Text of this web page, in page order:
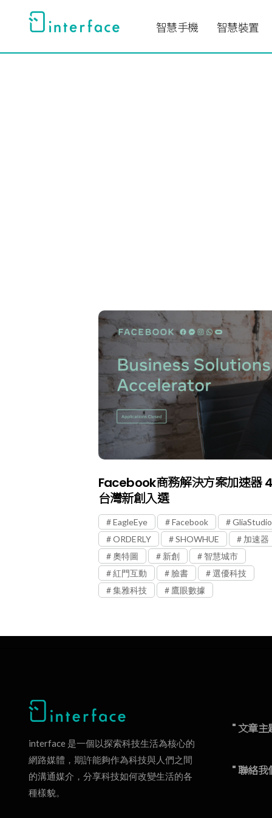
要
智慧手機 智慧裝置
Facebook商務解決方案加速器
台灣新創入選
EagleEye Facebook
GliaStudio
ORDERLY
SHOWHUE
加速器
奧特圖
新創
智慧城市
紅門互動
臉書
選優科技
集雅科技
鷹眼數據
interface 是一個以探索科技生活為核心的
網路媒體，期許能夠作為科技與人們之間
的溝通媒介，分享科技如何改變生活的各
種樣貌。
" 文章主
" 聯絡我